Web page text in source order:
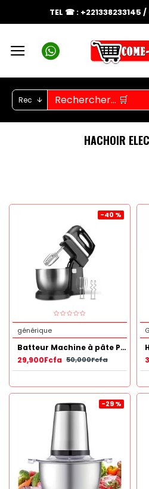
TEL ☎ : +221338233145
Rec
HACHOIR
-40 %
générique
Batteur Machine à pâte Professionnel 3.5L
29,900Fcfa 50,000Fcfa
-29 %